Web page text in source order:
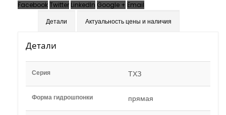
FacebookTwitter LinkedIn Google + Email
Детали
Актуальность цены и наличия
Детали
Серия ТХЗ
Форма гидрошпонки прямая